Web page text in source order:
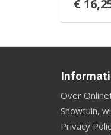
€
Over
Showtuin,
Privacy